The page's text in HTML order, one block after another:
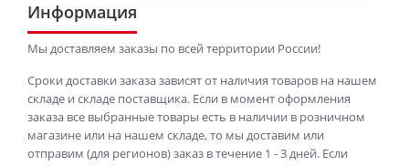
Информация
Мы доставляем заказы по всей территории России!
Сроки доставки заказа зависят от наличия товаров на нашем
складе и складе поставщика. Если в момент оформления
заказа все выбранные товары есть в наличии в розничном
магазине или на нашем складе, то мы доставим или
отправим (для регионов) заказ в течение 1 - 3 дней. Если